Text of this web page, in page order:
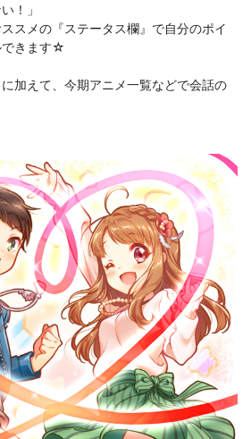
！」
スメの『ステータス欄』で自分のポイ
できます☆
加えて、今期アニメ一覧などで会話の